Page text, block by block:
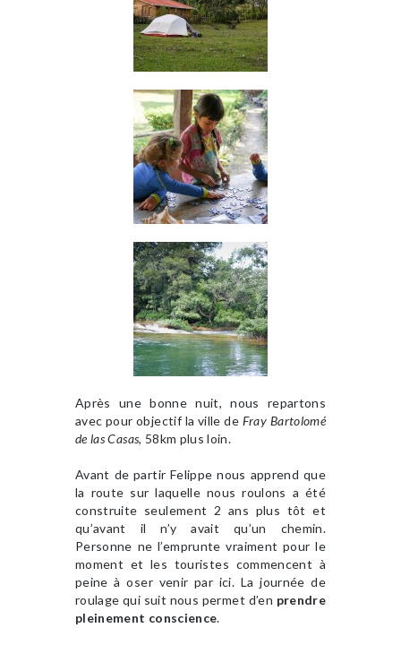
Après une bonne nuit, nous repartons
avec pour objectif la ville de Fray Bartolomé
de las Casas, 58km plus loin.
Avant de partir Felippe nous apprend que
la route sur laquelle nous roulons a été
construite seulement 2 ans plus tôt et
qu’avant il n’y avait qu’un chemin.
Personne ne l’emprunte vraiment pour le
moment et les touristes commencent à
peine à oser venir par ici. La journée de
roulage qui suit nous permet d’en prendre
pleinement conscience.